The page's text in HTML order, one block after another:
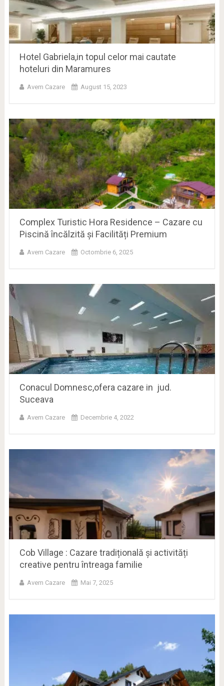
Hotel Gabriela,in topul celor mai cautate
hoteluri din Maramures
Avem Cazare August 15, 2023
Complex Turistic Hora Residence – Cazare cu
Piscină încălzită și Facilități Premium
Avem Cazare Octombrie 6, 2025
Conacul Domnesc,ofera cazare in jud.
Suceava
Avem Cazare Decembrie 4, 2022
Cob Village : Cazare tradițională și activități
creative pentru întreaga familie
Avem Cazare Mai 7, 2025